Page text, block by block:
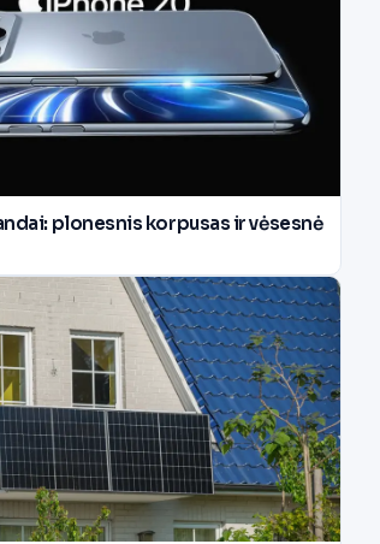
plonesnis korpusas ir vėsesnė